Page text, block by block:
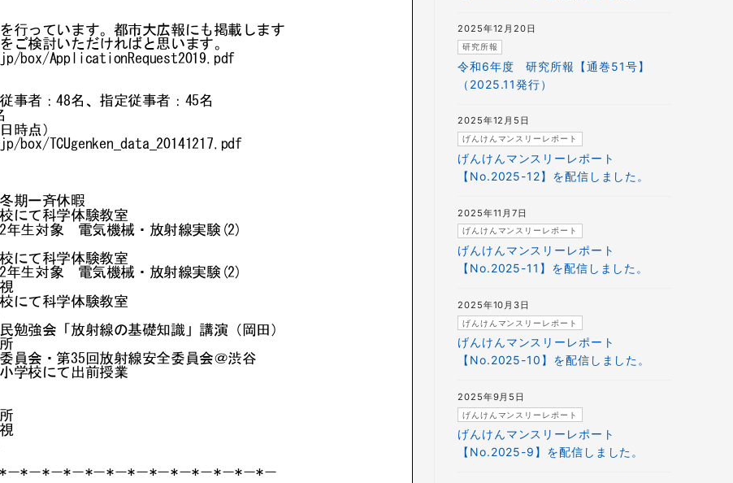
令和6年度 研究所報【通巻51号】
（2025.11発行）
研究所報
2025年12月20日
げんけんマンスリーレポート
【No.2025-12】を配信しました。
げんけんマンスリーレポート
2025年12月5日
げんけんマンスリーレポート
【No.2025-11】を配信しました。
げんけんマンスリーレポート
2025年11月7日
げんけんマンスリーレポート
【No.2025-10】を配信しました。
げんけんマンスリーレポート
2025年10月3日
げんけんマンスリーレポート
【No.2025-9】を配信しました。
げんけんマンスリーレポート
2025年9月5日